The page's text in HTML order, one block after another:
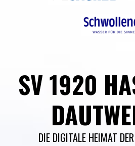
SV 1920
DIE DIGITALE HEIMAT